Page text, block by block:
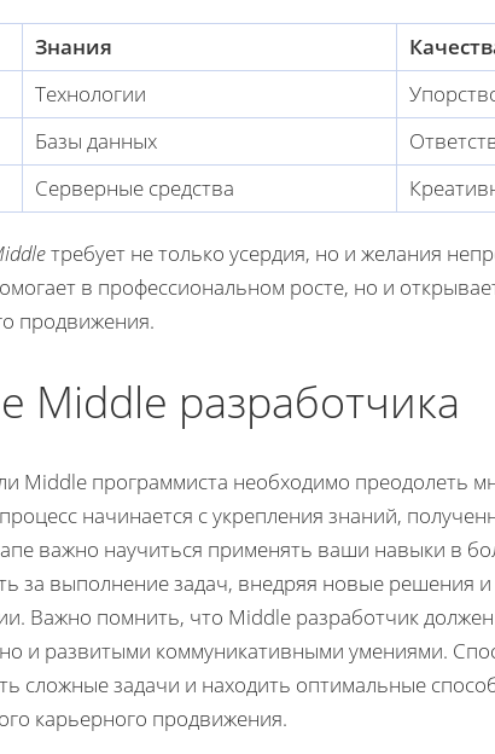
Знания
Технологии
Базы данных
Серверные средства
требует не только усердия, но и желания
в профессиональном росте, но и
продвижения.
Middle разработчика
Middle программиста необходимо преодолеть
начинается с укрепления знаний,
важно научиться применять ваши навыки в
за выполнение задач, внедряя новые решения
Важно помнить, что Middle разработчик должен
и развитыми коммуникативными умениями.
сложные задачи и находить оптимальные
карьерного продвижения.